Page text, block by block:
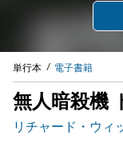
単行本 電子書籍
無人暗殺機
リチャード・ウィ